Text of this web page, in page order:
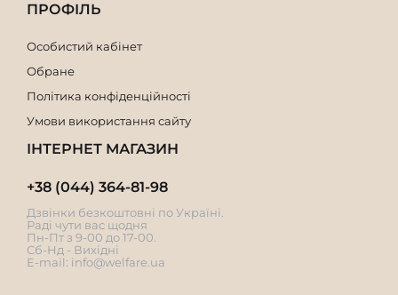
ПРОФІЛЬ
Особистий кабінет
Обране
Політика конфіденційності
Умови використання сайту
ІНТЕРНЕТ МАГАЗИН
+38 (044) 364-81-98
Дзвінки безкоштовні по Україні.
Раді чути вас щодня
Пн-Пт з 9-00 до 17-00.
Сб-Нд - Вихідні
E-mail: info@welfare.ua